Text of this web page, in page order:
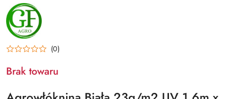
NAZWA
PRODUCENTA:
GF
AGRO
(0)
Brak towaru